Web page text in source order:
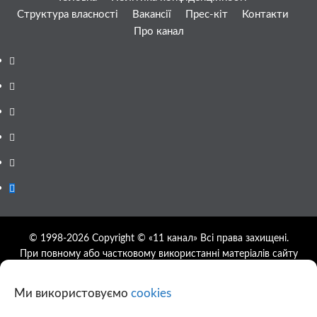
Ми використовуємо cookies
Структура власності
Вакансії Прес-кіт
Контакти
Про канал
Facebook
YouTube
Telegram
Instagram
Twitter
Google
© 1998-2026 Copyright © «11 канал» Всі права захищені.
При повному або частковому використанні матеріалів сайту